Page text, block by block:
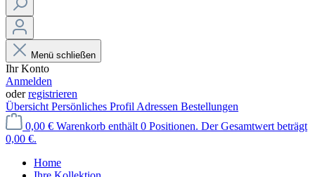
Menü schließen
Ihr Konto
Anmelden
oderregistrieren
Übersicht Persönliches Profil Adressen Bestellungen
0,00 € Warenkorb enthält 0 Positionen. Der Gesamtwert beträgt
0,00 €.
Home